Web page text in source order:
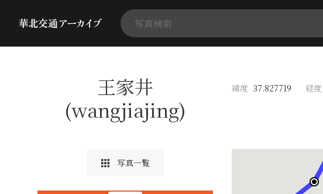
王家井
(wangjiajing)
緯度 37.827719 経度
写真一覧